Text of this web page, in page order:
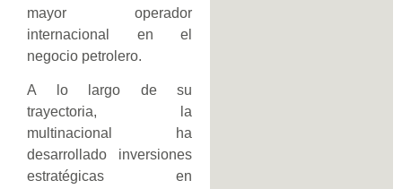
mayor operador
internacional en el
negocio petrolero.
A lo largo de su
trayectoria, la
multinacional ha
desarrollado inversiones
estratégicas en